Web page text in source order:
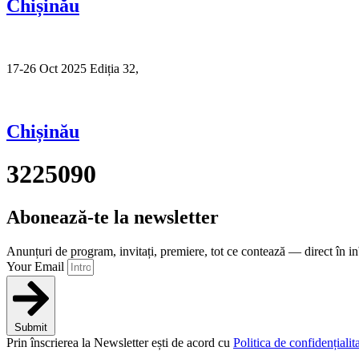
Chișinău
17-26 Oct 2025 Ediția 32,
Chișinău
3225090
Abonează-te la newsletter
Anunțuri de program, invitați, premiere, tot ce contează — direct în
Your Email
Submit
Prin înscrierea la Newsletter ești de acord cu Politica de